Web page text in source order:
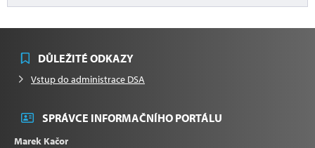
DŮLEŽITÉ ODKAZY
Vstup do administrace DSA
SPRÁVCE INFORMAČNÍHO PORTÁLU
Marek Kačor